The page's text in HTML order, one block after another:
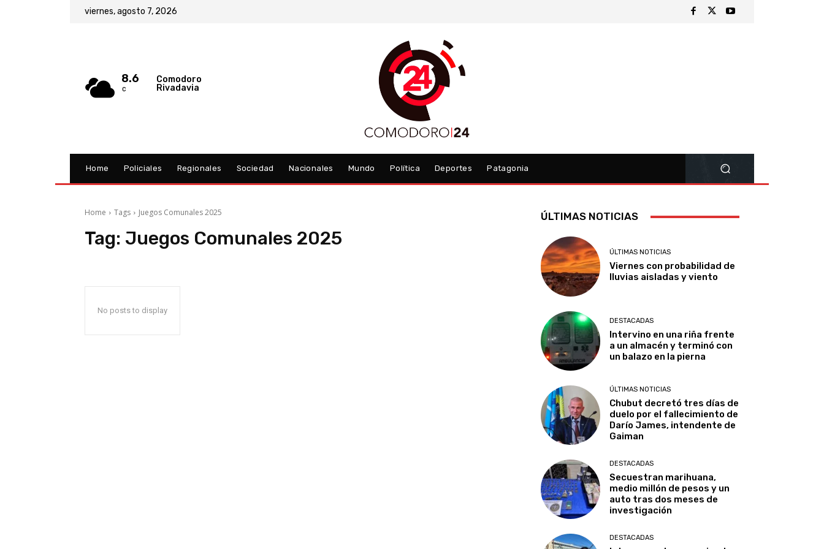
viernes, agosto 7, 2026
8.6
C
Comodoro
Rivadavia
Home Policiales Regionales Sociedad Nacionales Mundo Política Deportes Patagonia
Home Tags Juegos Comunales 2025
Tag: Juegos Comunales 2025
No posts to display
ÚLTIMAS NOTICIAS
ÚLTIMAS NOTICIAS
Viernes con probabilidad de
lluvias aisladas y viento
DESTACADAS
Intervino en una riña frente
a un almacén y terminó con
un balazo en la pierna
ÚLTIMAS NOTICIAS
Chubut decretó tres días de
duelo por el fallecimiento de
Darío James, intendente de
Gaiman
DESTACADAS
Secuestran marihuana,
medio millón de pesos y un
auto tras dos meses de
investigación
DESTACADAS